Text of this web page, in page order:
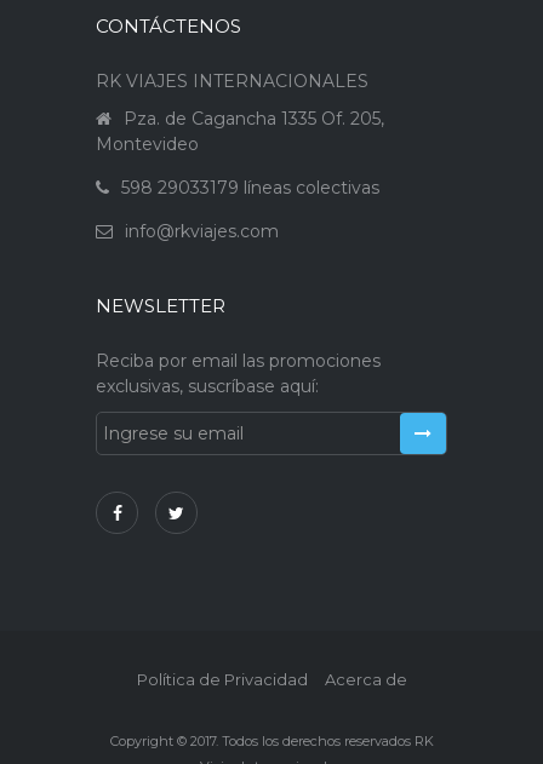
CONTÁCTENOS
RK VIAJES INTERNACIONALES
Pza. de Cagancha 1335 Of. 205,
Montevideo
598 29033179 líneas colectivas
info@rkviajes.com
NEWSLETTER
Reciba por email las promociones
exclusivas, suscríbase aquí:
Política de Privacidad Acerca de
Copyright © 2017. Todos los derechos reservados RK